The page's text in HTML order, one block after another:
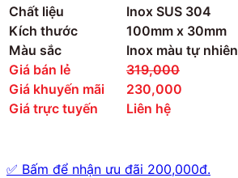
Chất liệu
Inox SUS 304
Kích thước
100mm x 30mm
Màu sắc
Inox màu tự nhiên
Giá bán lẻ
319,000
Giá khuyến mãi
230,000
Giá trực tuyến
Liên hệ
✅ Bấm để nhận ưu đãi 200,000đ.